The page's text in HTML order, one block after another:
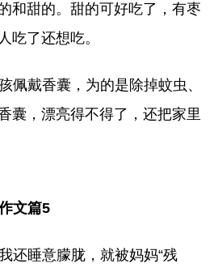
和甜的。甜的可好吃了，有枣
吃了还想吃。
佩戴香囊，为的是除掉蚊虫、
囊，漂亮得不得了，还把家里
文篇5
还睡意朦胧，就被妈妈“残